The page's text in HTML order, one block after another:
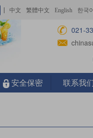
中文 繁體中文 English 한국어
021-
安全保密 联系我